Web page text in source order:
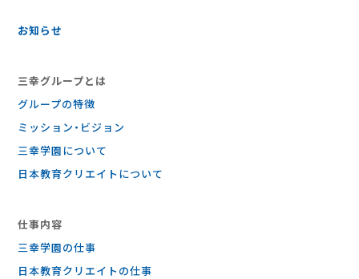
お知らせ
三幸グループとは
グループの特徴
ミッション・ビジョン
三幸学園について
日本教育クリエイトについて
仕事内容
三幸学園の仕事
⽇本教育クリエイトの仕事